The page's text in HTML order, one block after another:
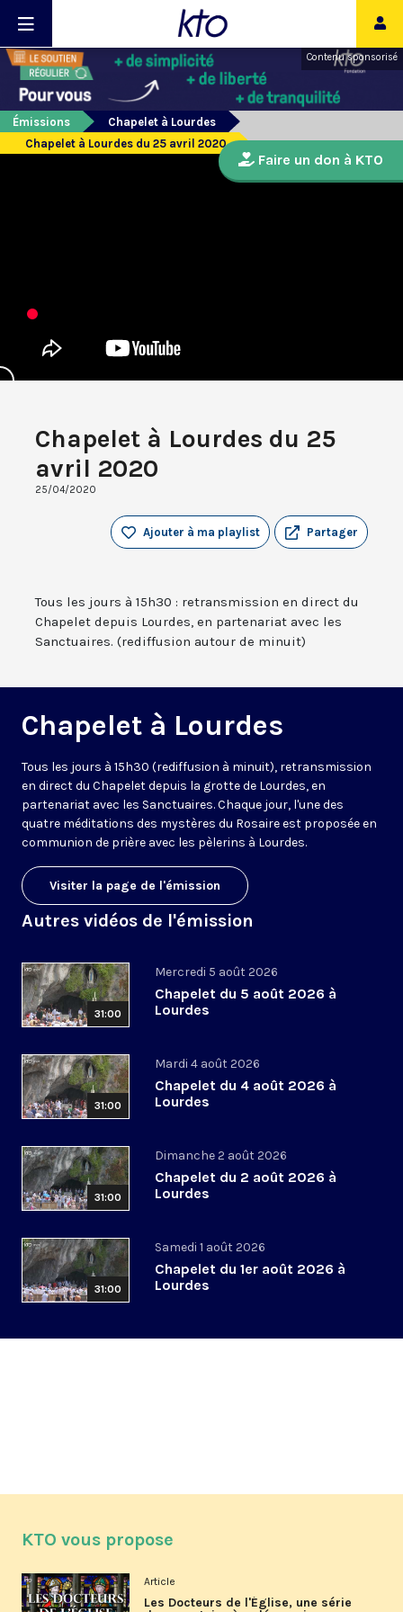
Contenu sponsorisé
Émissions
Chapelet à Lourdes
Chapelet à Lourdes du 25 avril 2020
Chapelet à Lourdes du 25
avril 2020
25/04/2020
Partager
Ajouter à ma playlist
Tous les jours à 15h30 : retransmission en direct du
Chapelet depuis Lourdes, en partenariat avec les
Sanctuaires. (rediffusion autour de minuit)
Chapelet à Lourdes
Tous les jours à 15h30 (rediffusion à minuit), retransmission
en direct du Chapelet depuis la grotte de Lourdes, en
partenariat avec les Sanctuaires. Chaque jour, l'une des
quatre méditations des mystères du Rosaire est proposée en
communion de prière avec les pèlerins à Lourdes.
Visiter la page de l'émission
Autres vidéos de l'émission
31:00
Mercredi 5 août 2026
Chapelet du 5 août 2026 à
Lourdes
31:00
Mardi 4 août 2026
Chapelet du 4 août 2026 à
Lourdes
31:00
Dimanche 2 août 2026
Chapelet du 2 août 2026 à
Lourdes
31:00
Samedi 1 août 2026
Chapelet du 1er août 2026 à
Lourdes
Faire un don à KTO
KTO vous propose
Article
Les Docteurs de l'Église, une série